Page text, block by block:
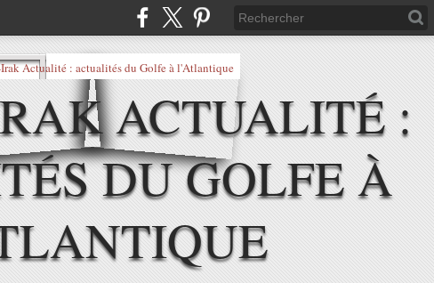
ACTUALITÉ :
DU GOLFE À